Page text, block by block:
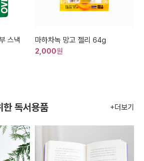
스낵
마하차녹 망고 젤리 64g
2,000원
한 독서용품 +더보기